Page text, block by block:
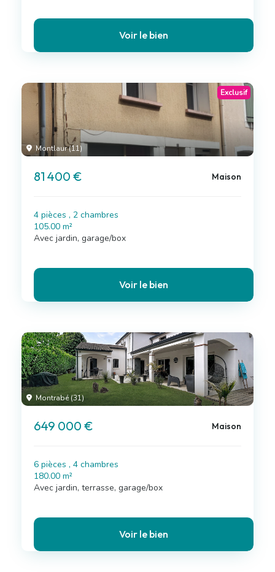
Voir le bien
Montlaur (11)
Exclusif
81 400 € Maison
4 pièces , 2 chambres
105.00 m²
Avec jardin, garage/box
Voir le bien
Montrabé (31)
649 000 € Maison
6 pièces , 4 chambres
180.00 m²
Avec jardin, terrasse, garage/box
Voir le bien